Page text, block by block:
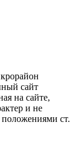
сайт
на сайте,
и не
положениями ст.